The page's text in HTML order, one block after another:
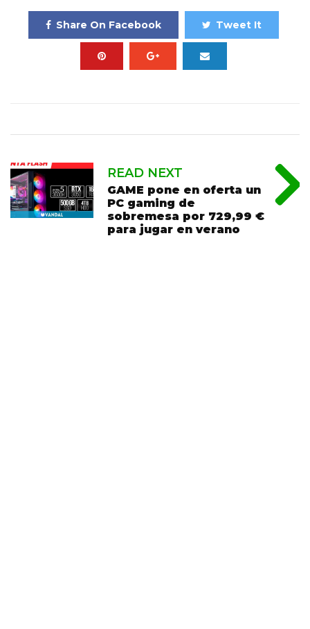
Share On Facebook Tweet It
READ NEXT
GAME pone en oferta un
PC gaming de
sobremesa por 729,99 €
para jugar en verano